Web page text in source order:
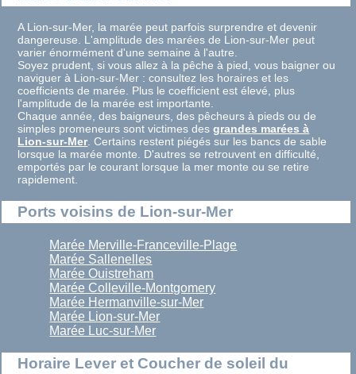
A Lion-sur-Mer, la marée peut parfois surprendre et devenir
dangereuse. L'amplitude des marées de Lion-sur-Mer peut
varier énormément d'une semaine à l'autre.
Soyez prudent, si vous allez à la pêche à pied, vous baigner ou
naviguer à Lion-sur-Mer : consultez les horaires et les
coefficients de marée. Plus le coefficient est élevé, plus
l'amplitude de la marée est importante.
Chaque année, des baigneurs, des pêcheurs à pieds ou de
simples promeneurs sont victimes desgrandes marées à
Lion-sur-Mer. Certains restent piégés sur les bancs de sable
lorsque la marée monte. D'autres se retrouvent en difficulté,
emportés par le courant lorsque la mer monte ou se retire
rapidement.
Ports voisins de Lion-sur-Mer
Marée Merville-Franceville-Plage
Marée Sallenelles
Marée Ouistreham
Marée Colleville-Montgomery
Marée Hermanville-sur-Mer
Marée Lion-sur-Mer
Marée Luc-sur-Mer
Horaire Lever et Coucher de soleil du